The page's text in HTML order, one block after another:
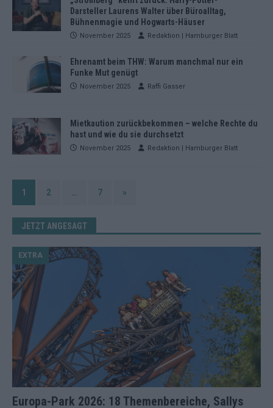
Darsteller Laurens Walter über Büroalltag,
Bühnenmagie und Hogwarts-Häuser
November 2025 Redaktion | Hamburger Blatt
Ehrenamt beim THW: Warum manchmal nur ein
Funke Mut genügt
November 2025 Raffi Gasser
Mietkaution zurückbekommen – welche Rechte du
hast und wie du sie durchsetzt
November 2025 Redaktion | Hamburger Blatt
1 2 … 7 »
JETZT ANGESAGT
Europa-Park 2026: 18 Themenbereiche, Sallys
EXTRA